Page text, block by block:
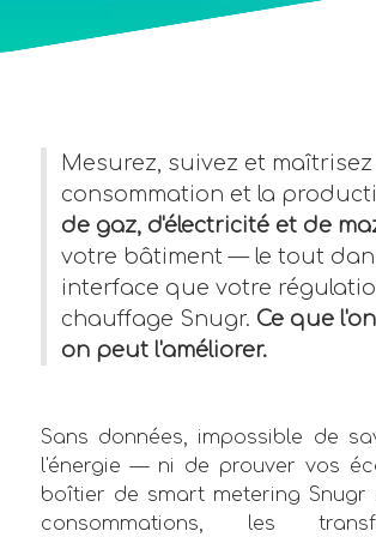
Mesurez, suivez et maîtrisez
consommation et la
de gaz, d'électricité et de
votre bâtiment — le tout
interface que votre
chauffage Snugr. Ce que
on peut l'améliorer.
Sans données, impossible de
l'énergie — ni de prouver vos
boîtier de smart metering Snugr
consommations, les